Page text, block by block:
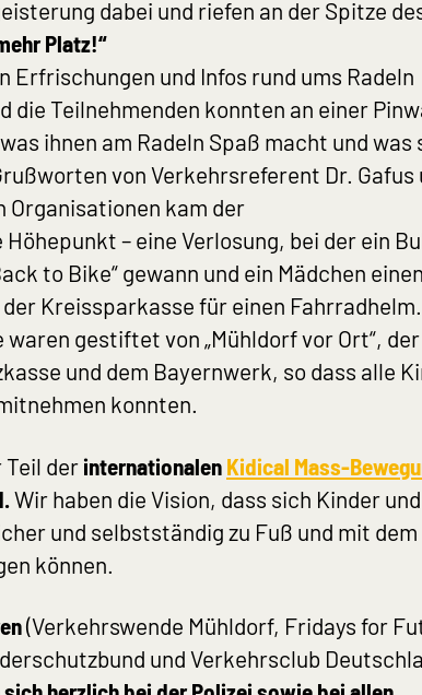
dabei und riefen an der Spitze
Platz!“
Erfrischungen und Infos rund ums Radeln
die Teilnehmenden konnten an einer
ihnen am Radeln Spaß macht und was
von Verkehrsreferent Dr. Gafus
Organisationen kam der
– eine Verlosung, bei der ein
to Bike“ gewann und ein Mädchen einen
Kreissparkasse für einen Fahrradhelm.
waren gestiftet von „Mühldorf vor Ort“, der
und dem Bayernwerk, so dass alle
konnten.
Teil der internationalen Kidical Mass-
Wir haben die Vision, dass sich Kinder und
und selbstständig zu Fuß und mit dem
können.
(Verkehrswende Mühldorf, Fridays for
und Verkehrsclub